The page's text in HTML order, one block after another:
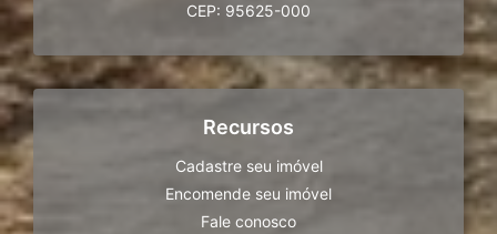
CEP: 95625-000
Recursos
Cadastre seu imóvel
Encomende seu imóvel
Fale conosco